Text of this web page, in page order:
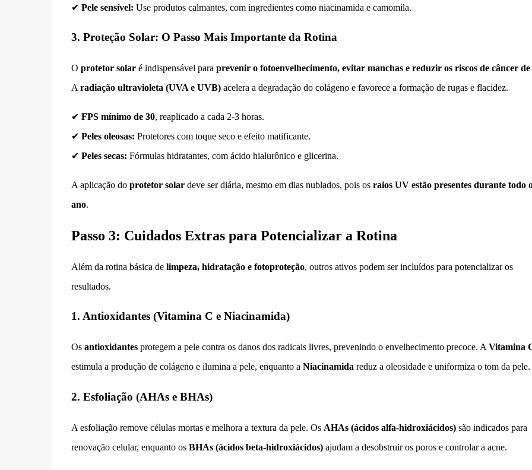
✔ Pele sensível: Use produtos calmantes, com ingredientes como niacinamida e camomila.
3. Proteção Solar: O Passo Mais Importante da Rotina
O protetor solaré indispensável para prevenir o fotoenvelhecimento, evitar manchas e reduzir os riscos de câncer de
A radiação ultravioleta (UVA e UVB)acelera a degradação do colágeno e favorece a formação de rugas e flacidez.
✔ FPS mínimo de 30, reaplicado a cada 2-3 horas.
✔ Peles oleosas: Protetores com toque seco e efeito matificante.
✔ Peles secas: Fórmulas hidratantes, com ácido hialurônico e glicerina.
A aplicação do protetor solardeve ser diária, mesmo em dias nublados, pois os raios UV estão presentes durante todo
ano.
Passo 3: Cuidados Extras para Potencializar a Rotina
Além da rotina básica de limpeza, hidratação e fotoproteção, outros ativos podem ser incluídos para potencializar os
resultados.
1. Antioxidantes (Vitamina C e Niacinamida)
Os antioxidantesprotegem a pele contra os danos dos radicais livres, prevenindo o envelhecimento precoce. A Vitamina
estimula a produção de colágeno e ilumina a pele, enquanto a Niacinamida reduz a oleosidade e uniformiza o tom da pele.
2. Esfoliação (AHAs e BHAs)
A esfoliação remove células mortas e melhora a textura da pele. Os AHAs (ácidos alfa-hidroxiácidos)são indicados para
renovação celular, enquanto os BHAs (ácidos beta-hidroxiácidos)ajudam a desobstruir os poros e controlar a acne.